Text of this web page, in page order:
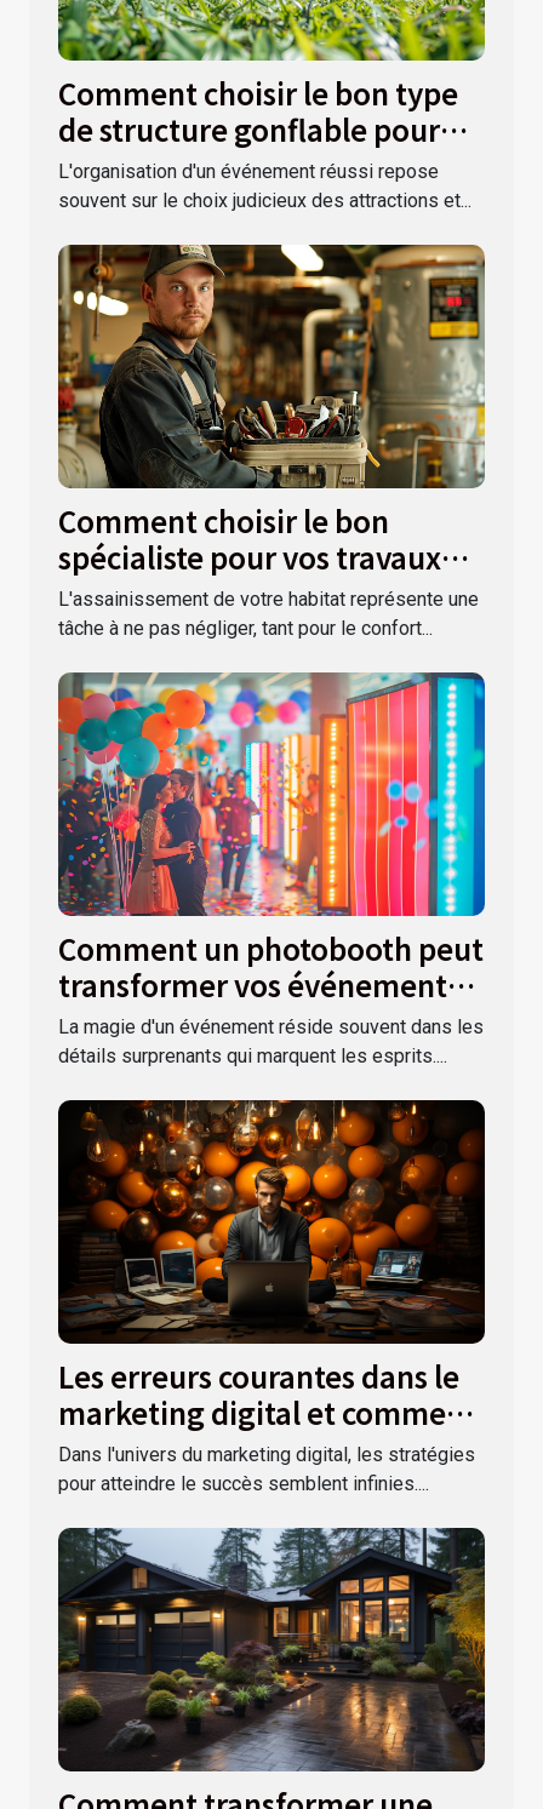
Comment choisir le bon type
de structure gonflable pour
votre événement ?
L'organisation d'un événement réussi repose
souvent sur le choix judicieux des attractions et...
Comment choisir le bon
spécialiste pour vos travaux
d'assainissement
L'assainissement de votre habitat représente une
tâche à ne pas négliger, tant pour le confort...
Comment un photobooth peut
transformer vos événements
festifs
La magie d'un événement réside souvent dans les
détails surprenants qui marquent les esprits....
Les erreurs courantes dans le
marketing digital et comment
les éviter
Dans l'univers du marketing digital, les stratégies
pour atteindre le succès semblent infinies....